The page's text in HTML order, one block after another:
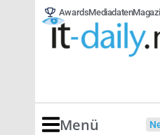
AwardsMediadaten
Menü